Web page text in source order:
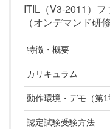
ITIL（V3-2011）
（オンデマンド研
特徴・概要
カリキュラム
動作環境・デモ（第1
認定試験受験方法